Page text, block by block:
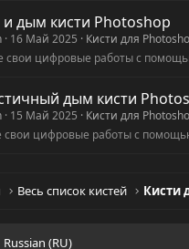
дым кисти Photoshop
16 Май 2025
Кисти для
цифровые работы с
дым кисти
15 Май 2025
Кисти для
свои цифровые работы с
Весь список кистей Кисти
Russian (RU)